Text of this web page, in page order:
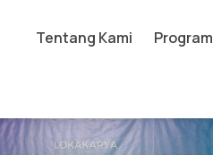
Tentang Kami Program